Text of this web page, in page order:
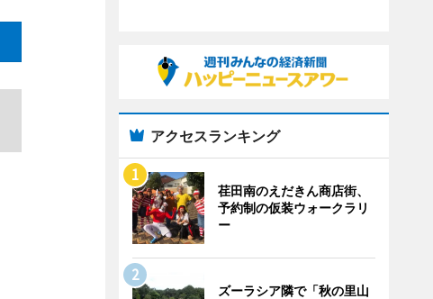
アクセスランキング
荏田南のえだきん商店街、
予約制の仮装ウォークラリ
ー
ズーラシア隣で「秋の里山